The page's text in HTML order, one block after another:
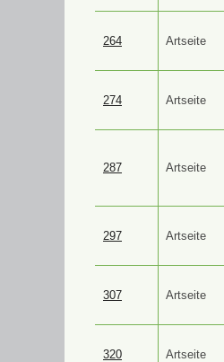
264 Artseite
274 Artseite
287 Artseite
297 Artseite
307 Artseite
320 Artseite